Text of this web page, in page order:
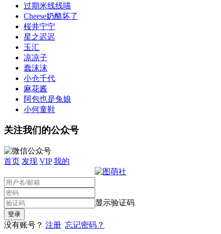
过期米线线喵
Cheese奶酪坏了
桜井宁宁
星之迟迟
玉汇
凉凉子
蠢沫沫
小仓千代
麻花酱
阿包也是兔娘
小何童鞋
关注我们的公众号
首页 发现 VIP 我的
显示验证码
没有账号？ 注册 忘记密码？